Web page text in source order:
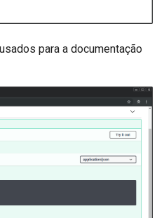
​​para a documentação